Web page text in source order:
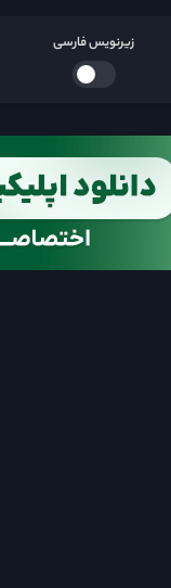
زیرنویس فارسی